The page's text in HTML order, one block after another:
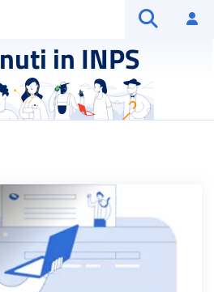
in INPS